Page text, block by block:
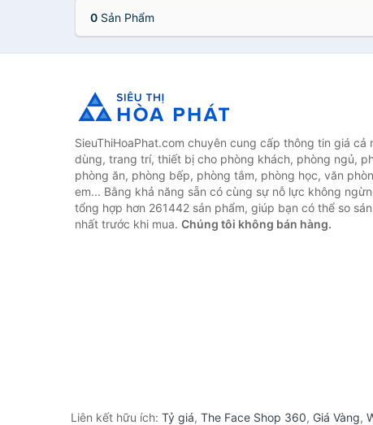
0 Sản Phẩm
SieuThiHoaPhat.com chuyên cung cấp thông tin giá cả
dùng, trang trí, thiết bị cho phòng khách, phòng ngủ,
phòng ăn, phòng bếp, phòng tắm, phòng học, văn
em... Bằng khả năng sẵn có cùng sự nỗ lực không
tổng hợp hơn 261442 sản phẩm, giúp bạn có thể so
nhất trước khi mua. Chúng tôi không bán hàng.
Liên kết hữu ích: Tỷ giá, The Face Shop 360, Giá Vàng,